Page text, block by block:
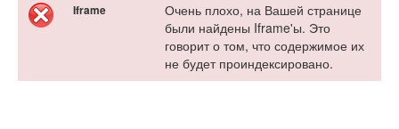
Iframe
Очень плохо, на Вашей странице
были найдены Iframe'ы. Это
говорит о том, что содержимое их
не будет проиндексировано.